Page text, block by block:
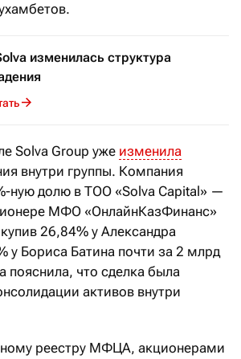
изменилась структура
Solva Group уже изменила
внутри группы. Компания
ную долю в ТОО «Solva Capital» —
МФО «ОнлайнКазФинанс»
26,84% у Александра
у Бориса Батина почти за 2 млрд
пояснила, что сделка была
активов внутри
реестру МФЦА, акционерами